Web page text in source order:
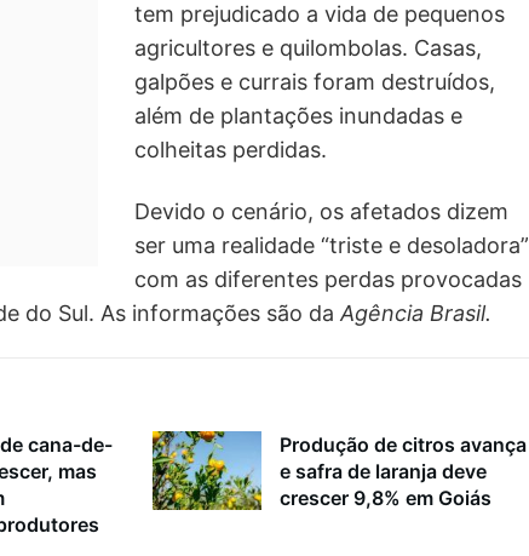
tem prejudicado a vida de pequenos
agricultores e quilombolas. Casas,
galpões e currais foram destruídos,
além de plantações inundadas e
colheitas perdidas.
Devido o cenário, os afetados dizem
ser uma realidade “triste e desoladora”
com as diferentes perdas provocadas
do Sul. As informações são da Agência Brasil.
cana-de-
mas
Produção de citros avança
e safra de laranja deve
crescer 9,8% em Goiás